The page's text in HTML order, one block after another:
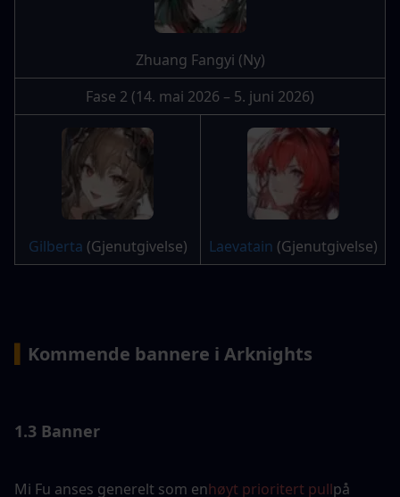
Zhuang Fangyi (Ny)
Fase 2 (14. mai 2026 – 5. juni 2026)
Gilberta (Gjenutgivelse) Laevatain (Gjenutgivelse)
Kommende bannere i Arknights
1.3 Banner
Mi Fu anses generelt som enhøyt prioritert pullpå